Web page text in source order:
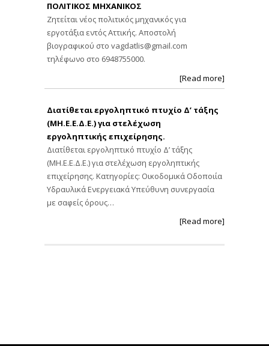
ΠΟΛΙΤΙΚΟΣ ΜΗΧΑΝΙΚΟΣ
Ζητείται νέος πολιτικός μηχανικός για
εργοτάξια εντός Αττικής. Αποστολή
βιογραφικού στο vagdatlis@gmail.com
τηλέφωνο στο 6948755000.
[Read more]
Διατίθεται εργοληπτικό πτυχίο Δ’ τάξης
(ΜΗ.Ε.Ε.Δ.Ε.) για στελέχωση
εργοληπτικής επιχείρησης.
Διατίθεται εργοληπτικό πτυχίο Δ’ τάξης
(ΜΗ.Ε.Ε.Δ.Ε.) για στελέχωση εργοληπτικής
επιχείρησης. Κατηγορίες: Οικοδομικά Οδοποιία
Υδραυλικά Ενεργειακά Υπεύθυνη συνεργασία
με σαφείς όρους…
[Read more]